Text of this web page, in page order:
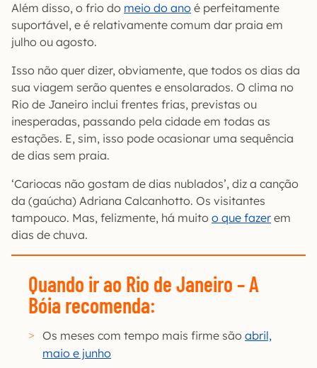
Além disso, o frio do meio do ano é perfeitamente
suportável, e é relativamente comum dar praia em
julho ou agosto.
Isso não quer dizer, obviamente, que todos os dias da
sua viagem serão quentes e ensolarados. O clima no
Rio de Janeiro inclui frentes frias, previstas ou
inesperadas, passando pela cidade em todas as
estações. E, sim, isso pode ocasionar uma sequência
de dias sem praia.
‘Cariocas não gostam de dias nublados’, diz a canção
da (gaúcha) Adriana Calcanhotto. Os visitantes
tampouco. Mas, felizmente, há muito o que fazer em
dias de chuva.
Quando ir ao Rio de Janeiro – A
Bóia recomenda:
Os meses com tempo mais firme são abril,
maio e junho